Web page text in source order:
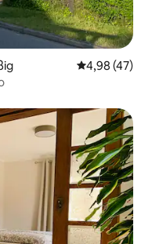
4,98 de uma
4,98 (47)